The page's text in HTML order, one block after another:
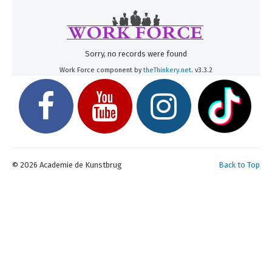
Uurroosters 25-26
Uurroosters 26-27
Contact
Projecten
Aanmelden
Afwezigheden
Coördinatoren
Sorry, no records were found
Work Force component bytheThinkery.net. v3.3.2
Back to Top
© 2026 Academie de Kunstbrug